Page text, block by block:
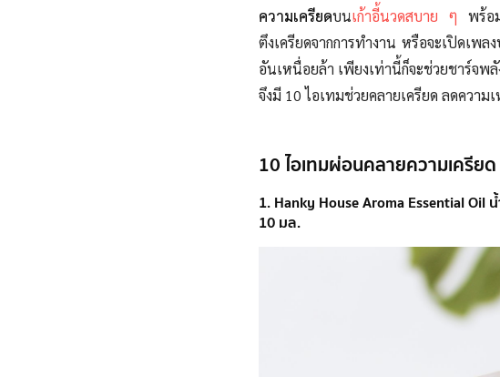
ความเครียดบนเก้าอี้นวดสบาย ๆ พร้อ
ตึงเครียดจากการทำงาน หรือจะเปิดเพล
อันเหนื่อยล้า เพียงเท่านี้ก็จะช่วยชาร์จพ
จึงมี 10 ไอเทมช่วยคลายเครียด ลดควา
10 ไอเทมผ่อนคลายความเครีย
1. Hanky House Aroma Essential Oil
10 มล.